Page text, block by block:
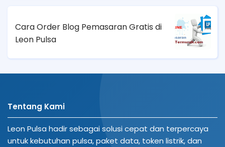
Cara Order Blog Pemasaran Gratis di
Leon Pulsa
Tentang Kami
Leon Pulsa hadir sebagai solusi cepat dan terpercaya
untuk kebutuhan pulsa, paket data, token listrik, dan